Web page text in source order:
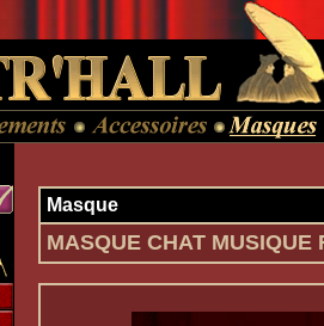
Masque
MASQUE CHAT MUSIQUE